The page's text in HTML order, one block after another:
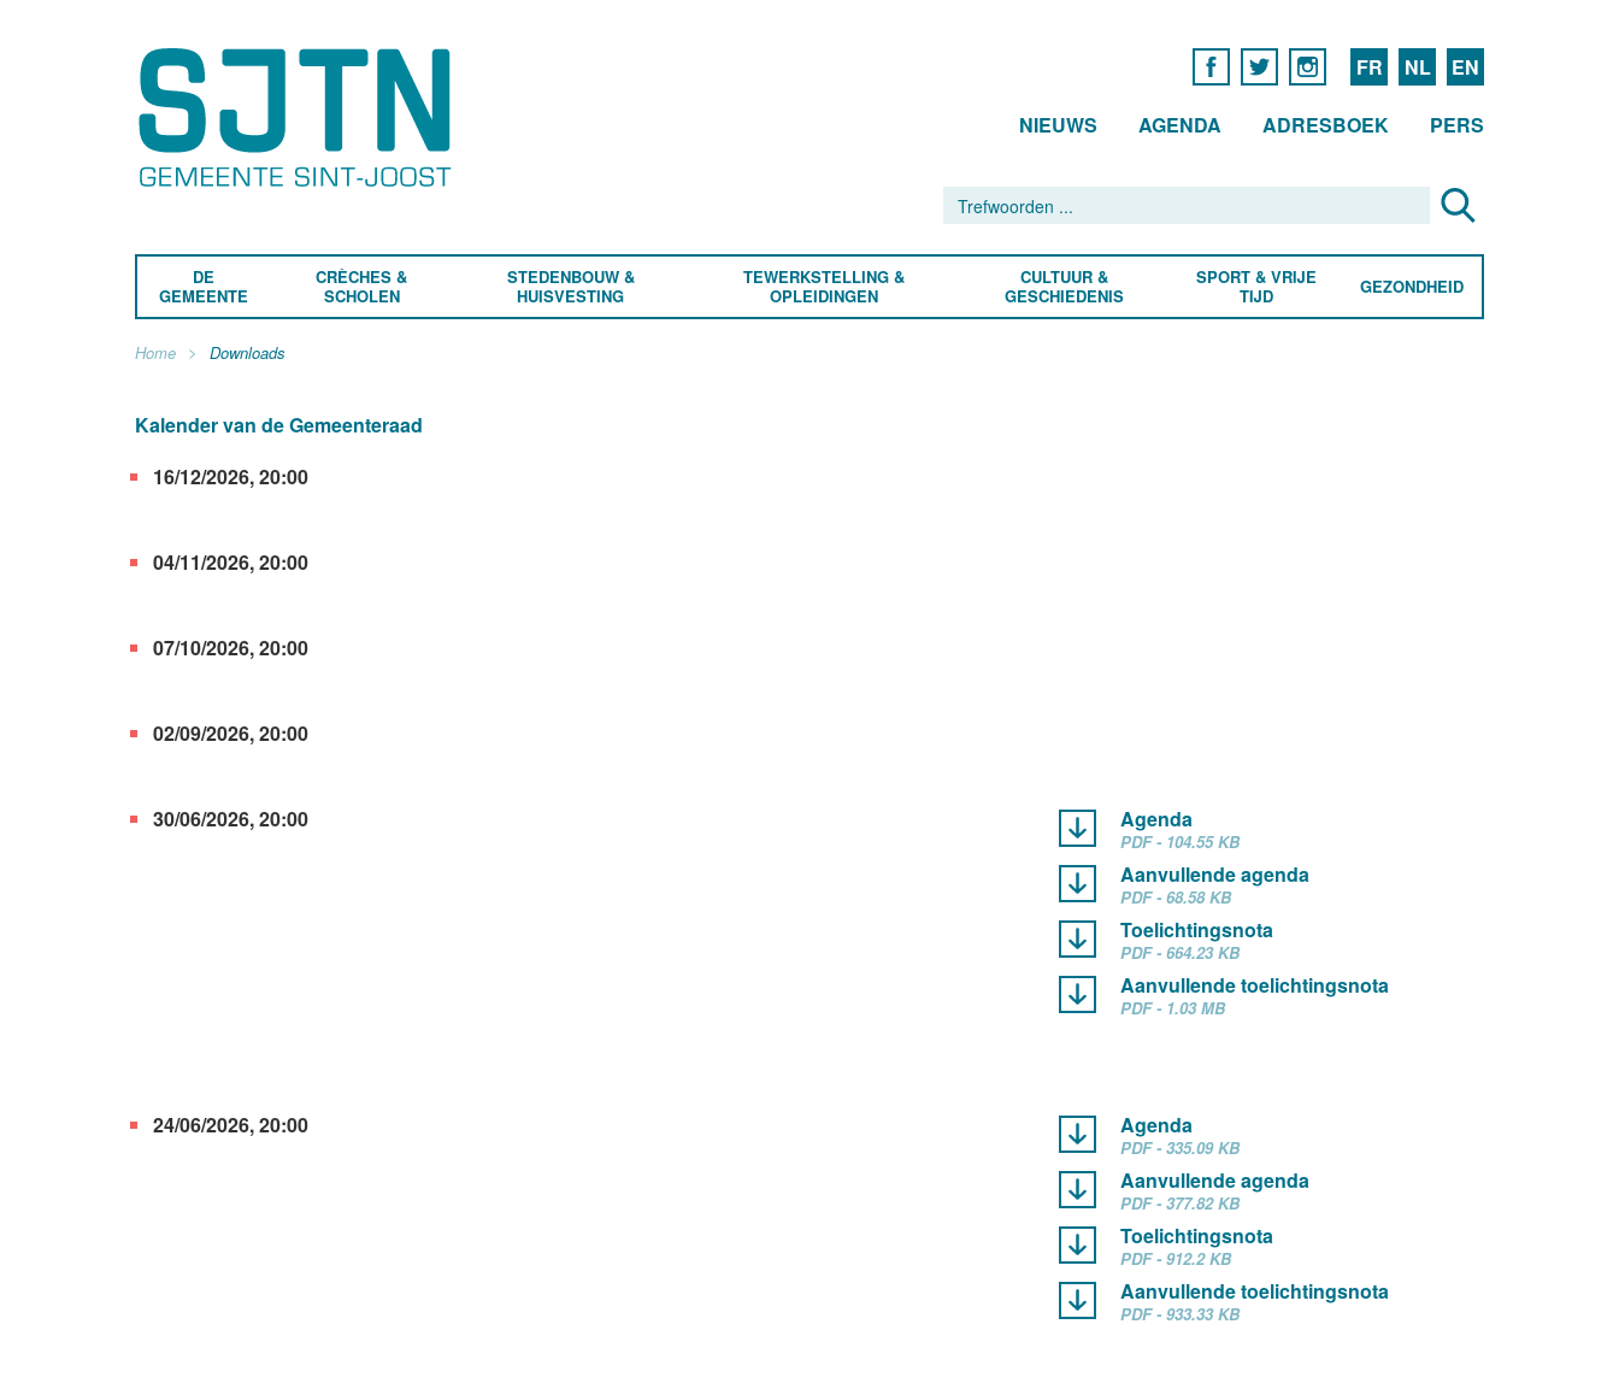
FR NL EN
NIEUWS AGENDA ADRESBOEK PERS
DE
GEMEENTE
CRÈCHES &
SCHOLEN
STEDENBOUW &
HUISVESTING
TEWERKSTELLING &
OPLEIDINGEN
CULTUUR &
GESCHIEDENIS
SPORT & VRIJE
TIJD
GEZONDHEID
Home Downloads
Kalender van de Gemeenteraad
16/12/2026, 20:00
04/11/2026, 20:00
07/10/2026, 20:00
02/09/2026, 20:00
30/06/2026, 20:00 Agenda
PDF - 104.55 KB
Aanvullende agenda
PDF - 68.58 KB
Toelichtingsnota
PDF - 664.23 KB
Aanvullende toelichtingsnota
PDF - 1.03 MB
24/06/2026, 20:00 Agenda
PDF - 335.09 KB
Aanvullende agenda
PDF - 377.82 KB
Toelichtingsnota
PDF - 912.2 KB
Aanvullende toelichtingsnota
PDF - 933.33 KB